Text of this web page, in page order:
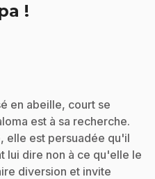
!
en abeille, court se
est à sa recherche.
elle est persuadée qu'il
lui dire non à ce qu'elle le
diversion et invite